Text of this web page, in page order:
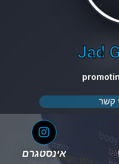
Jad
קשר
אינסטגרם